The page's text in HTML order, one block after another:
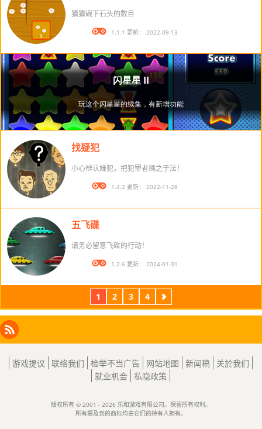
猜猜碗下石头的数目
版本： 1.1.1 更新： 2022-09-13
找疑犯
小心辨认嫌犯，把犯罪者绳之于法！
版本： 1.4.2 更新： 2022-11-28
五飞碟
请务必留意飞碟的行动！
版本： 1.2.6 更新： 2024-01-31
1 2 3 4
下
一
Facebook
Instagram
X
LinkedIn
RSS
游戏提议 联络我们 检举不当广告 网站地图 新闻稿
关於我们
就业机会 私隐政策
版权所有 © 2001 - 2026 乐和游戏有限公司。保留所有权利。
所有提及到的商标均由它们的持有人拥有。